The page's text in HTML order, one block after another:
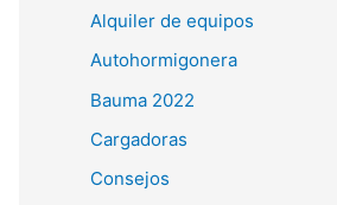
Alquiler de equipos
Autohormigonera
Bauma 2022
Cargadoras
Consejos